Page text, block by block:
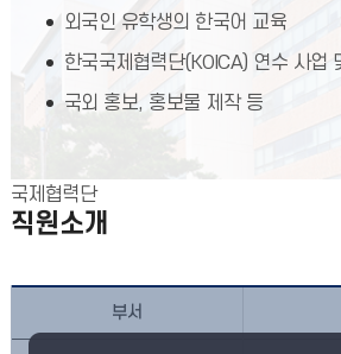
외국인 유학생의 한국어 교육
한국국제협력단(KOICA) 연수 사업
국외 홍보, 홍보물 제작 등
국제협력단
직원소개
부서